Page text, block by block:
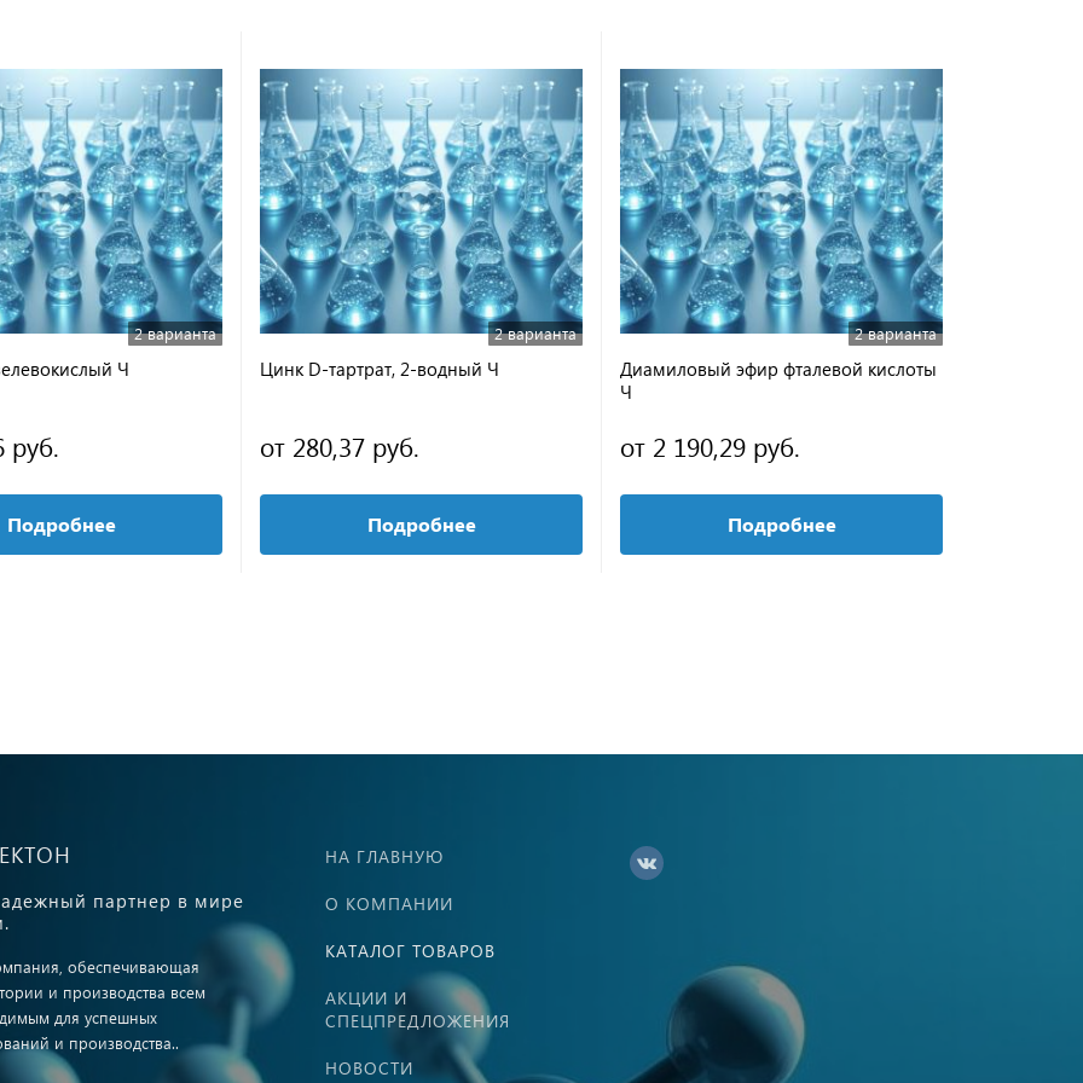
2 варианта
Ч
руб.
Подробнее
2 варианта
Цинк D-тартрат, 2-водный Ч
от 280,37 руб.
Подробнее
2 варианта
Диамиловый эфир фталевой кислоты
Ч
от 2 190,29 руб.
Подробнее
партнер в мире
обеспечивающая
и производства всем
для успешных
и производства..
НА ГЛАВНУЮ
О КОМПАНИИ
КАТАЛОГ ТОВАРОВ
АКЦИИ И
СПЕЦПРЕДЛОЖЕНИЯ
НОВОСТИ